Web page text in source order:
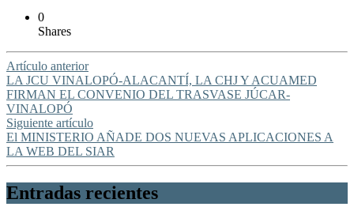
0
Shares
Artículo anterior
LA JCU VINALOPÓ-ALACANTÍ, LA CHJ Y ACUAMED
FIRMAN EL CONVENIO DEL TRASVASE JÚCAR-
VINALOPÓ
Siguiente artículo
El MINISTERIO AÑADE DOS NUEVAS APLICACIONES A
LA WEB DEL SIAR
Entradas recientes